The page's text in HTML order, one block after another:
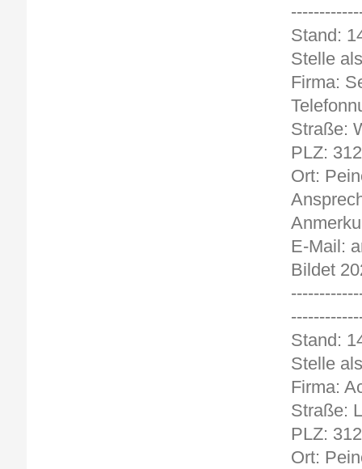
Stelle
Firma:
Straße:
PLZ:
Ort:
E-Mail:
Bildet
Stelle
Firma:
Straße:
PLZ:
Ort: